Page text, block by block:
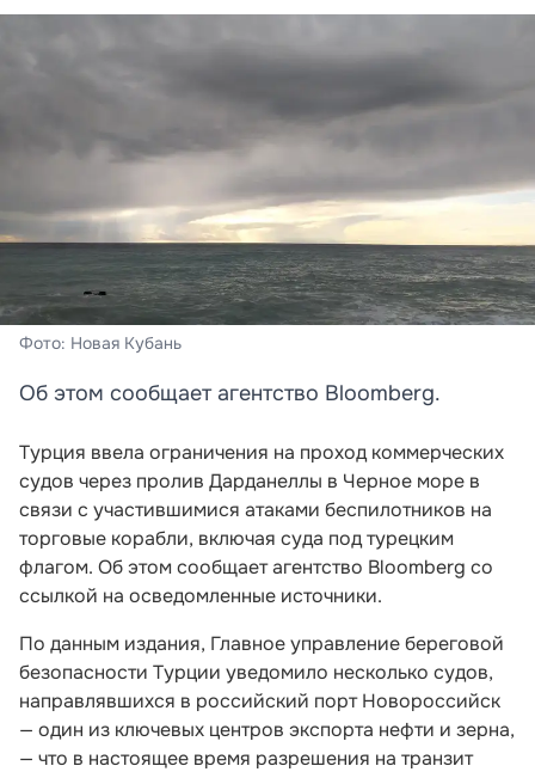
Фото: Новая Кубань
Об этом сообщает агентство Bloomberg.
Турция ввела ограничения на проход коммерческих
судов через пролив Дарданеллы в Черное море в
связи с участившимися атаками беспилотников на
торговые корабли, включая суда под турецким
флагом. Об этом сообщает агентство Bloomberg со
ссылкой на осведомленные источники.
По данным издания, Главное управление береговой
безопасности Турции уведомило несколько судов,
направлявшихся в российский порт Новороссийск
— один из ключевых центров экспорта нефти и зерна,
— что в настоящее время разрешения на транзит